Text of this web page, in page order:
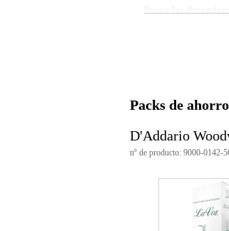
Número de
Tipo: Sin
Material:
Número de
Apto para
Color:
Packs de ahorro
D'Addario
nº de producto: 9000-0142-